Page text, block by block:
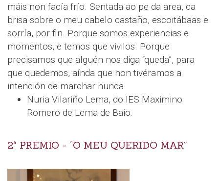
máis non facía frío. Sentada ao pe da area, ca
brisa sobre o meu cabelo castaño, escoitábaas e
sorría, por fin. Porque somos experiencias e
momentos, e temos que vivilos. Porque
precisamos que alguén nos diga “queda”, para
que quedemos, aínda que non tivéramos a
intención de marchar nunca.
Nuria Vilariño Lema, do IES Maximino
Romero de Lema de Baio.
2ª PREMIO - “O MEU QUERIDO MAR”